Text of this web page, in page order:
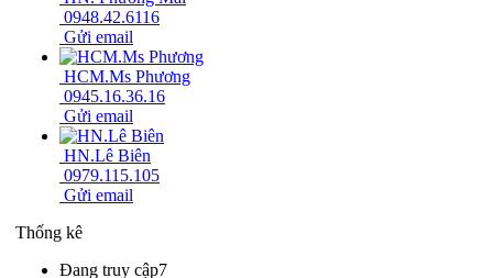
0948.42.6116
Gửi email
HCM.Ms Phương
0945.16.36.16
Gửi email
HN.Lê Biên
0979.115.105
Gửi email
Thống kê
Đang truy cập7